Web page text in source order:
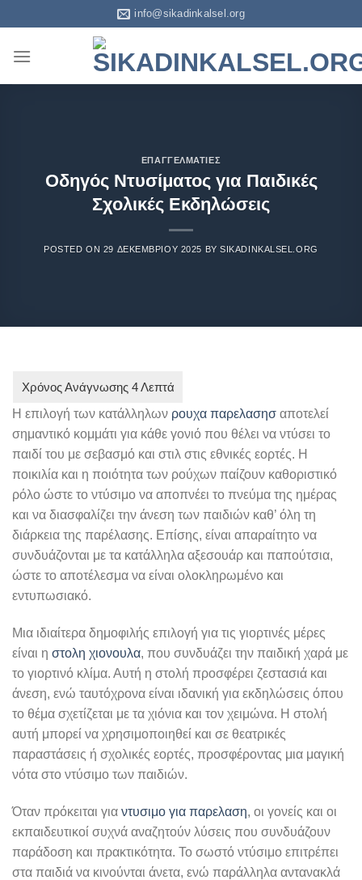
info@sikadinkalsel.org
ΕΠΑΓΓΕΛΜΑΤΊΕΣ
Οδηγός Ντυσίματος για Παιδικές
Σχολικές Εκδηλώσεις
POSTED ON 29 ΔΕΚΕΜΒΡΊΟΥ 2025 BYSIKADINKALSEL.ORG
Η επιλογή των κατάλληλων ρουχα παρελασησ αποτελεί
σημαντικό κομμάτι για κάθε γονιό που θέλει να ντύσει το
παιδί του με σεβασμό και στιλ στις εθνικές εορτές. Η
ποικιλία και η ποιότητα των ρούχων παίζουν καθοριστικό
ρόλο ώστε το ντύσιμο να αποπνέει το πνεύμα της ημέρας
και να διασφαλίζει την άνεση των παιδιών καθ’ όλη τη
διάρκεια της παρέλασης. Επίσης, είναι απαραίτητο να
συνδυάζονται με τα κατάλληλα αξεσουάρ και παπούτσια,
ώστε το αποτέλεσμα να είναι ολοκληρωμένο και
εντυπωσιακό.
Μια ιδιαίτερα δημοφιλής επιλογή για τις γιορτινές μέρες
είναι η στολη χιονουλα, που συνδυάζει την παιδική χαρά με
το γιορτινό κλίμα. Αυτή η στολή προσφέρει ζεστασιά και
άνεση, ενώ ταυτόχρονα είναι ιδανική για εκδηλώσεις όπου
το θέμα σχετίζεται με τα χιόνια και τον χειμώνα. Η στολή
αυτή μπορεί να χρησιμοποιηθεί και σε θεατρικές
παραστάσεις ή σχολικές εορτές, προσφέροντας μια μαγική
νότα στο ντύσιμο των παιδιών.
Όταν πρόκειται για ντυσιμο για παρελαση, οι γονείς και οι
εκπαιδευτικοί συχνά αναζητούν λύσεις που συνδυάζουν
παράδοση και πρακτικότητα. Το σωστό ντύσιμο επιτρέπει
στα παιδιά να κινούνται άνετα, ενώ παράλληλα αντανακλά